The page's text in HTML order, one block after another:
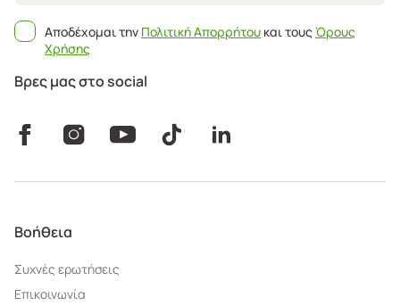
Αποδέχομαι την Πολιτική Απορρήτου και τουςΌρους
Χρήσης
Βρες μας στο social
Βοήθεια
Συχνές ερωτήσεις
Επικοινωνία